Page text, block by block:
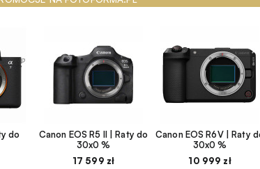
do
Canon EOS R5 II | Raty do
30x0 %
17 599 zł
Canon EOS R6V | Raty
30x0 %
10 999 zł